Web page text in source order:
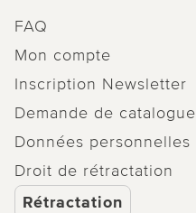
FAQ
Mon compte
Inscription Newsletter
Demande de catalogue
Données personnelles
Droit de rétractation
Rétractation